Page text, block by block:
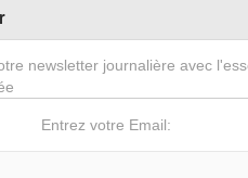
newsletter journalière avec
Entrez votre Email: